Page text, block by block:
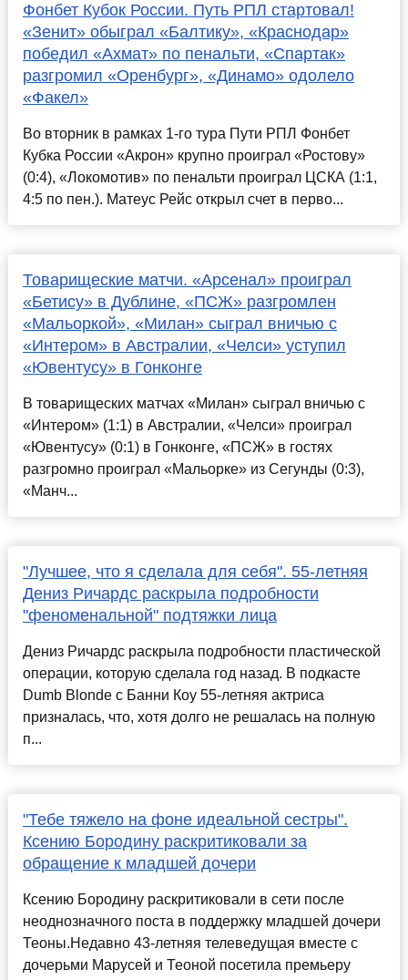
Фонбет Кубок России. Путь РПЛ стартовал!
«Зенит» обыграл «Балтику», «Краснодар»
победил «Ахмат» по пенальти, «Спартак»
разгромил «Оренбург», «Динамо» одолело
«Факел»
Во вторник в рамках 1-го тура Пути РПЛ Фонбет
Кубка России «Акрон» крупно проиграл «Ростову»
(0:4), «Локомотив» по пенальти проиграл ЦСКА (1:1,
4:5 по пен.). Матеус Рейс открыл счет в перво...
Товарищеские матчи. «Арсенал» проиграл
«Бетису» в Дублине, «ПСЖ» разгромлен
«Мальоркой», «Милан» сыграл вничью с
«Интером» в Австралии, «Челси» уступил
«Ювентусу» в Гонконге
В товарищеских матчах «Милан» сыграл вничью с
«Интером» (1:1) в Австралии, «Челси» проиграл
«Ювентусу» (0:1) в Гонконге, «ПСЖ» в гостях
разгромно проиграл «Мальорке» из Сегунды (0:3),
«Манч...
"Лучшее, что я сделала для себя". 55-летняя
Дениз Ричардс раскрыла подробности
"феноменальной" подтяжки лица
Дениз Ричардс раскрыла подробности пластической
операции, которую сделала год назад. В подкасте
Dumb Blonde с Банни Коу 55-летняя актриса
призналась, что, хотя долго не решалась на полную
п...
"Тебе тяжело на фоне идеальной сестры".
Ксению Бородину раскритиковали за
обращение к младшей дочери
Ксению Бородину раскритиковали в сети после
неоднозначного поста в поддержку младшей дочери
Теоны.Недавно 43-летняя телеведущая вместе с
дочерьми Марусей и Теоной посетила премьеру